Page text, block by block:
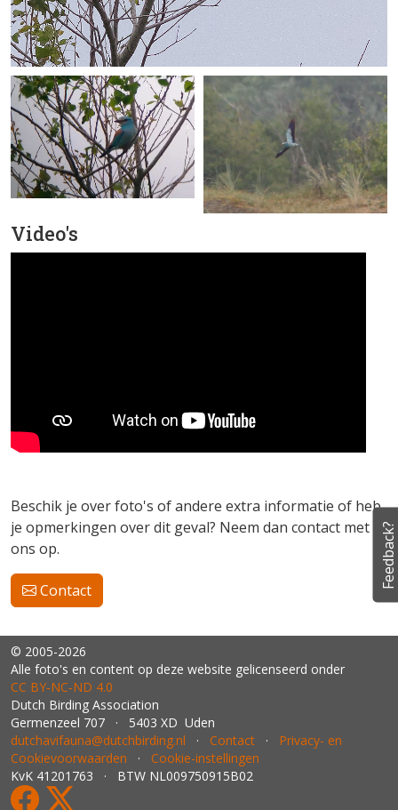
Video's
Beschik je over foto's of andere extra informatie of heb
je opmerkingen over dit geval? Neem dan contact met
ons op.
Contact
© 2005-2026
Alle foto's en content op deze website gelicenseerd onder
CC BY‑NC‑ND 4.0
Dutch Birding Association
Germenzeel 707 · 5403 XD Uden
dutchavifauna@dutchbirding.nl · Contact · Privacy- en
Cookievoorwaarden · Cookie-instellingen
KvK 41201763 · BTW NL009750915B02
Feedback?